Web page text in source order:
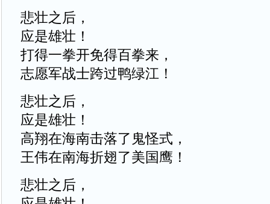
悲壮之后，
应是雄壮！
打得一拳开免得百拳来，
志愿军战士跨过鸭绿江！
悲壮之后，
应是雄壮！
高翔在海南击落了鬼怪式，
王伟在南海折翅了美国鹰！
悲壮之后，